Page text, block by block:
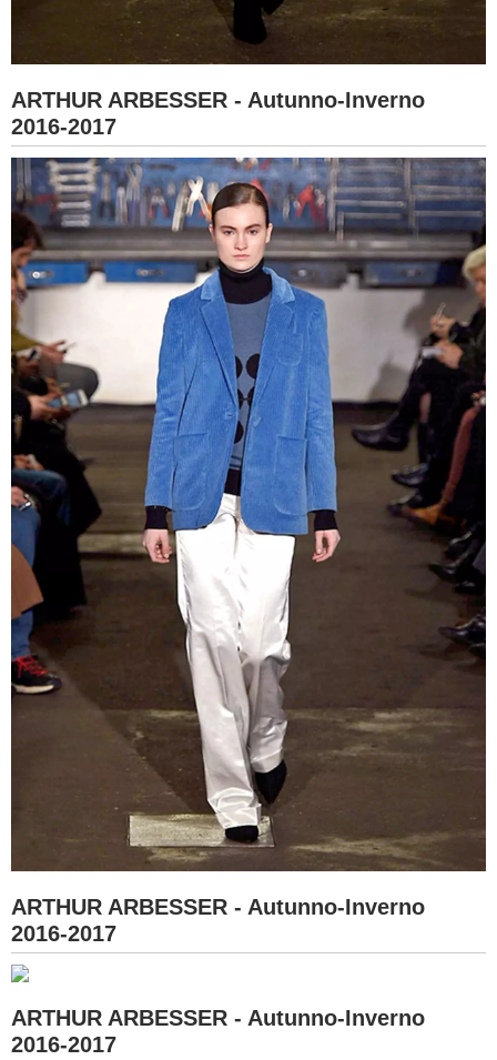
ARTHUR ARBESSER - Autunno-Inverno
2016-2017
ARTHUR ARBESSER - Autunno-Inverno
2016-2017
ARTHUR ARBESSER - Autunno-Inverno
2016-2017